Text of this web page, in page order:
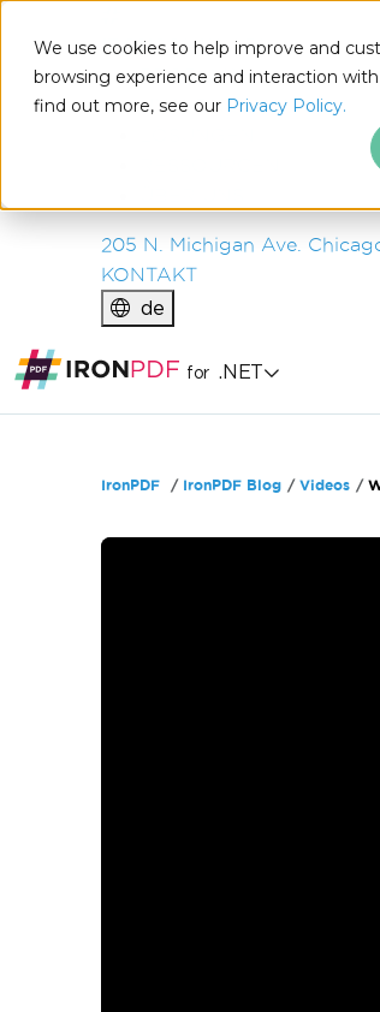
We use cookies to help improve and
browsing experience and interaction
find out more, see our Privacy Policy.
IRONSOFTWARE
PRODUKTE
UNTERNEHMEN
205 N. Michigan Ave.
KONTAKT
de
for .NET
IronPDF IronPDF Blog Videos